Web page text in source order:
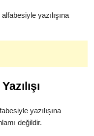
yazılışına
yazılışına
değildir.